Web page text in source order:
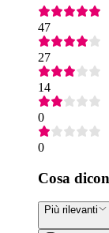
47
27
14
0
0
Cosa
Più rilevanti